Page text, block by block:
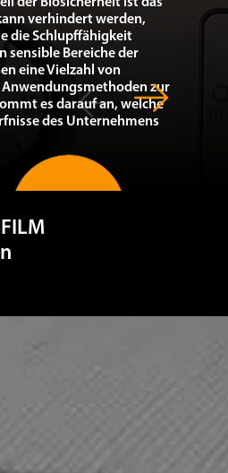
die Schlupffähigkeit
sensible Bereiche der
eine Vielzahl von
zur
es darauf an, welche
des Unternehmens